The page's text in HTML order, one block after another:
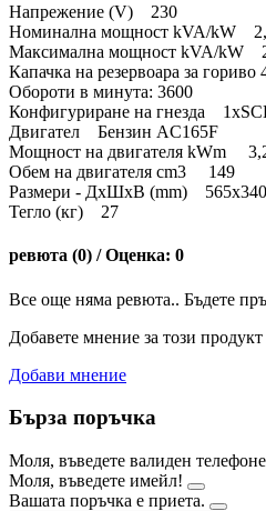
Напрежение (V) 230
Номинална мощност kVA/kW
Максимална мощност kVA/kW
Капачка на резервоара за гориво
Обороти в минута: 3600
Конфигуриране на гнезда
Двигател Бензин AC165F
Мощност на двигателя kWm
Обем на двигателя cm3 149
Размери - ДxШxВ (mm)
Тегло (кг) 27
ревюта (0) / Оценка: 0
Все още няма ревюта.. Бъдете
Добавете мнение за този продукт
Добави мнение
Бърза поръчка
Моля, въведете валиден
Моля, въведете имейл!
Вашата поръчка е приета.